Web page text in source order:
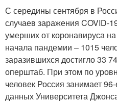
С середины сентября в
случаев заражения COVID-
умерших от коронавируса
начала пандемии – 1015
заразившихся достигло 33
оперштаб. При этом по
человек Россия занимает
данных Университета